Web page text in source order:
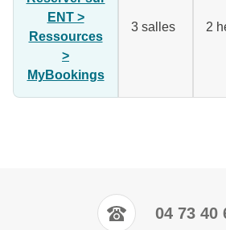
ENT >
Ressources
>
MyBookings(lien externe)
3 salles 2
04 73 40